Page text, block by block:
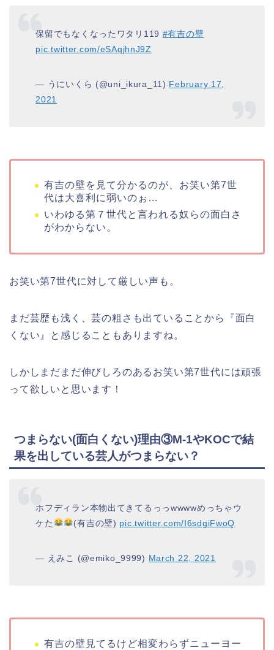
保留でもなくなったワタリ119 #有吉の壁
pic.twitter.com/eSAqjhnJ9Z
— うにいくら (@uni_ikura_11) February 17,
2021
有吉の壁を見て分かるのが、 お笑い第7世
代は大喜利に弱いのぉ…
いわゆる第 ７ 世代と言われる奴らの面白さ
がわからない。
お笑い第7世代に対して厳しい声も。
まだ芸歴も浅く、芸の粗さも出ていることから『面白
くない』と感じることもありますね。
しかしまだまだ伸びしろのあるお笑い第7世代には頑張
って欲しいと思います！
つまらない(面白くない)理由③M-1やKOCで結
果を出している芸人がつまらない？
ホフディラン本物出てきてるっっwwwwめっちゃウ
ケた
(有吉の壁) pic.twitter.com/I6sdgiFwoQ
— えみこ (@emiko_9999) March 22, 2021
有吉の壁 見てるけど相変わらずニューヨー